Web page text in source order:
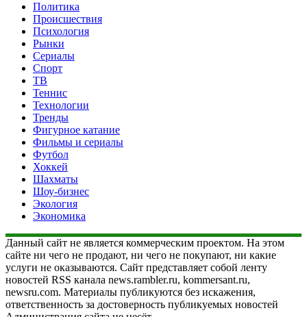
Политика
Происшествия
Психология
Рынки
Сериалы
Спорт
ТВ
Теннис
Технологии
Тренды
Фигурное катание
Фильмы и сериалы
Футбол
Хоккей
Шахматы
Шоу-бизнес
Экология
Экономика
Данный сайт не является коммерческим проектом. На этом
сайте ни чего не продают, ни чего не покупают, ни какие
услуги не оказываются. Сайт представляет собой ленту
новостей RSS канала news.rambler.ru, kommersant.ru,
newsru.com. Материалы публикуются без искажения,
ответственность за достоверность публикуемых новостей